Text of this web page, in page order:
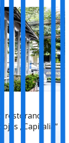
restorano
„Capitalia“